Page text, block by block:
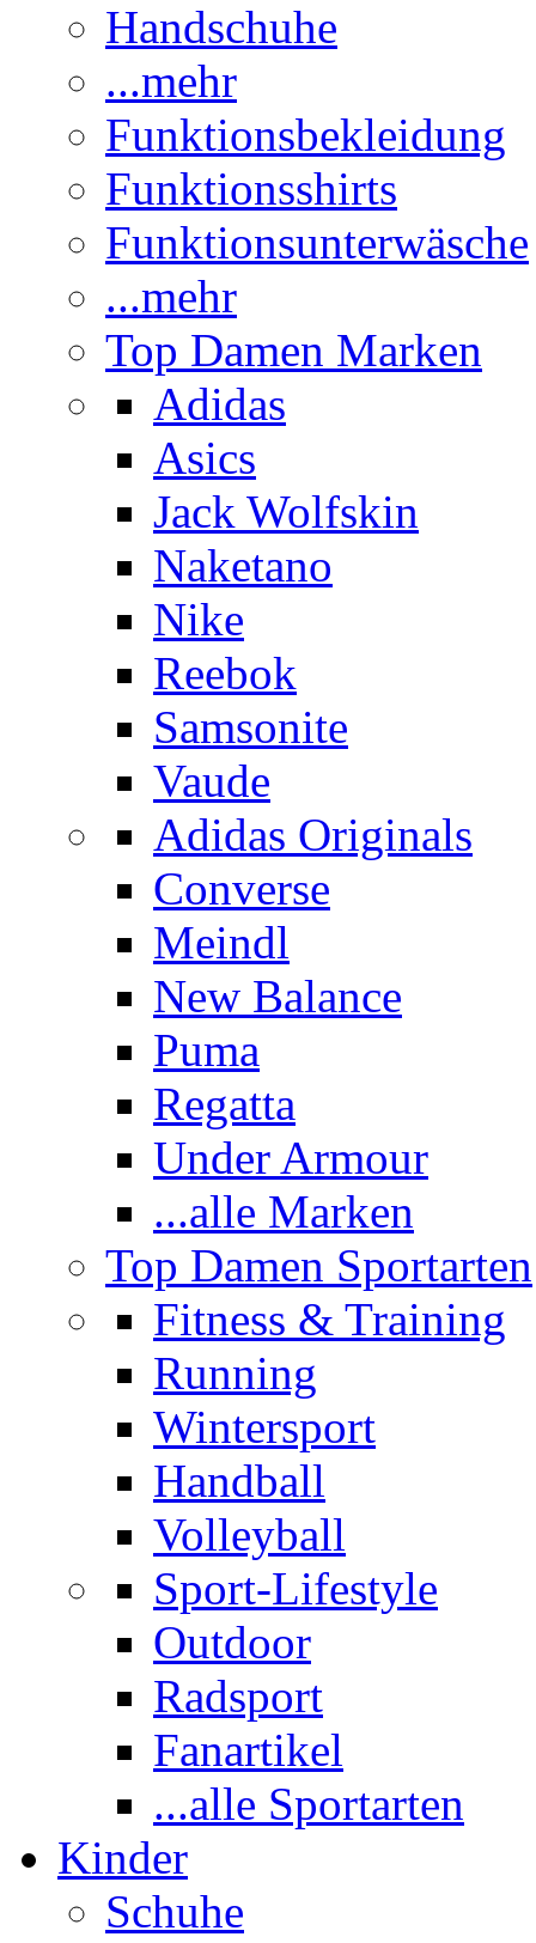
Handschuhe
...mehr
Funktionsbekleidung
Funktionsshirts
Funktionsunterwäsche
...mehr
Top Damen Marken
Adidas
Asics
Jack Wolfskin
Naketano
Nike
Reebok
Samsonite
Vaude
Adidas Originals
Converse
Meindl
New Balance
Puma
Regatta
Under Armour
...alle Marken
Top Damen Sportarten
Fitness & Training
Running
Wintersport
Handball
Volleyball
Sport-Lifestyle
Outdoor
Radsport
Fanartikel
...alle Sportarten
Kinder
Schuhe